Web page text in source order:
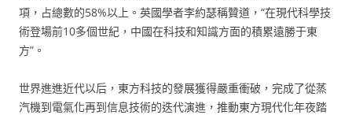
項，占總數的58%以上。英國學者李約瑟稱贊道，“在現代科學技
術登場前10多個世紀，中國在科技和知識方面的積累遠勝于東
方”。
世界進進近代以后，東方科技的發展獲得嚴重衝破，完成了從蒸
汽機到電氣化再到信息技術的迭代演進，推動東方現代化年夜踏